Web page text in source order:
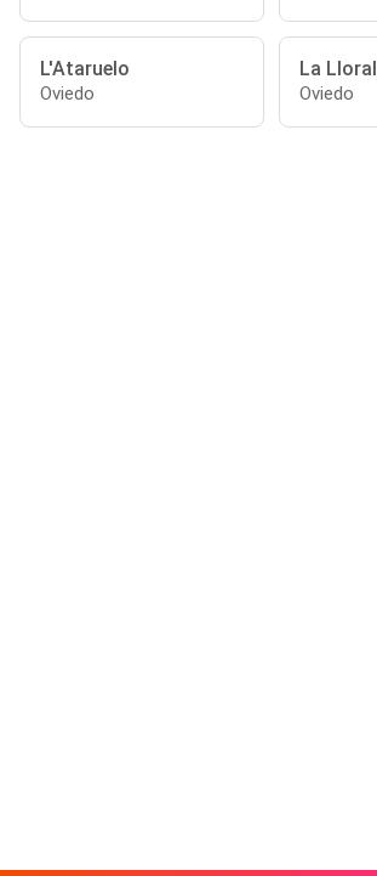
L'Ataruelo
Oviedo
La Lloral
Oviedo